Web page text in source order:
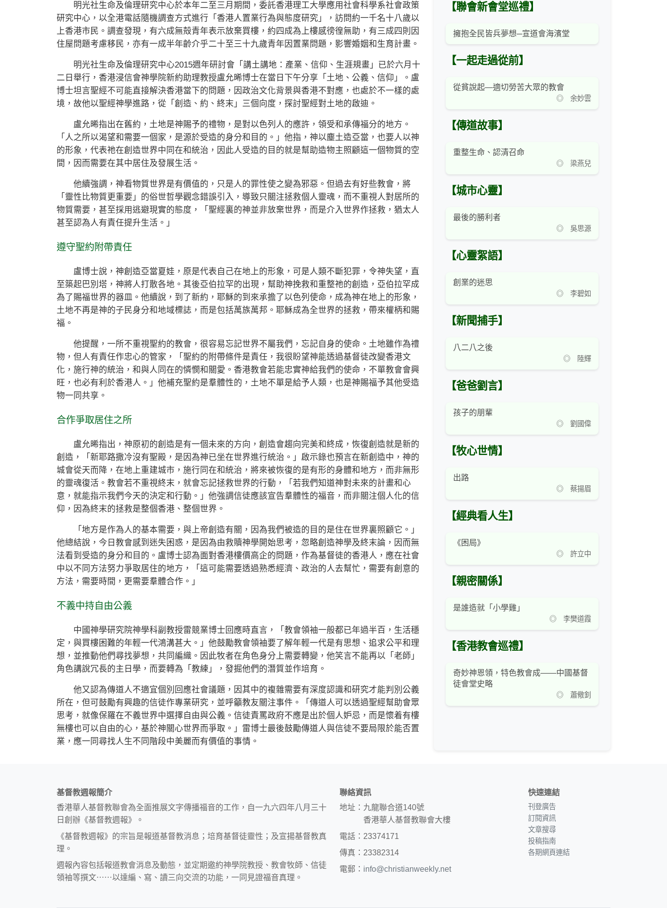
明光社生命及倫理研究中心於本年二至三月期間，委託香港理工大學應用社會科學系社會政策
研究中心，以全港電話隨機調查方式進行「香港人置業行為與態度研究」，訪問約一千名十八歲以
上香港市民。調查發現，有六成無殻青年表示放棄買樓，約四成為上樓感徬徨無助，有三成四則因
住屋問題考慮移民，亦有一成半年齡介乎二十至三十九歲青年因置業問題，影響婚姻和生育計畫。
明光社生命及倫理研究中心2015週年研討會「講土講地：產業、信仰、生涯規畫」已於六月十
二日舉行，香港浸信會神學院新約助理教授盧允晞博士在當日下午分享「土地、公義、信仰」。盧
博士坦言聖經不可能直接解決香港當下的問題，因政治文化背景與香港不對應，也處於不一樣的處
境，故他以聖經神學進路，從「創造、約、終末」三個向度，探討聖經對土地的啟迪。
盧允晞指出在舊約，土地是神賜予的禮物，是對以色列人的應許，領受和承傳福分的地方。
「人之所以渴望和需要一個家，是源於受造的身分和目的。」他指，神以塵土造亞當，也要人以神
的形象，代表祂在創造世界中同在和統治，因此人受造的目的就是幫助造物主照顧這一個物質的空
間，因而需要在其中居住及發展生活。
他續強調，神看物質世界是有價值的，只是人的罪性使之變為邪惡。但過去有好些教會，將
「靈性比物質更重要」的俗世哲學觀念錯誤引入，導致只關注拯救個人靈魂，而不重視人對居所的
物質需要，甚至採用逃避現實的態度，「聖經裏的神並非放棄世界，而是介入世界作拯救，猶太人
甚至認為人有責任提升生活。」
遵守聖約附帶責任
盧博士說，神創造亞當夏娃，原是代表自己在地上的形象，可是人類不斷犯罪，令神失望，直
至築起巴別塔，神將人打散各地。其後亞伯拉罕的出現，幫助神挽救和重整祂的創造，亞伯拉罕成
為了賜福世界的器皿。他續說，到了新約，耶穌的到來承擔了以色列使命，成為神在地上的形象，
土地不再是神的子民身分和地域標誌，而是包括萬族萬邦。耶穌成為全世界的拯救，帶來權柄和賜
福。
他提醒，一所不重視聖約的教會，很容易忘記世界不屬我們，忘記自身的使命。土地雖作為禮
物，但人有責任作忠心的管家，「聖約的附帶條件是責任，我很盼望神能透過基督徒改變香港文
化，施行神的統治，和與人同在的憐憫和關愛。香港教會若能忠實神給我們的使命，不單教會會興
旺，也必有利於香港人。」他補充聖約是羣體性的，土地不單是給予人類，也是神賜福予其他受造
物一同共享。
合作爭取居住之所
盧允晞指出，神原初的創造是有一個未來的方向，創造會趨向完美和終成，恢復創造就是新的
創造，「新耶路撒冷沒有聖殿，是因為神已坐在世界進行統治。」啟示錄也預言在新創造中，神的
城會從天而降，在地上重建城市，施行同在和統治，將來被恢復的是有形的身體和地方，而非無形
的靈魂復活。教會若不重視終末，就會忘記拯救世界的行動，「若我們知道神對未來的計畫和心
意，就能指示我們今天的決定和行動。」他強調信徒應該宣告羣體性的福音，而非關注個人化的信
仰，因為終末的拯救是整個香港、整個世界。
「地方是作為人的基本需要，與上帝創造有關，因為我們被造的目的是住在世界裏照顧它。」
他總結說，今日教會感到迷失困惑，是因為由救贖神學開始思考，忽略創造神學及終末論，因而無
法看到受造的身分和目的。盧博士認為面對香港樓價高企的問題，作為基督徒的香港人，應在社會
中以不同方法努力爭取居住的地方，「這可能需要透過熟悉經濟、政治的人去幫忙，需要有創意的
方法，需要時間，更需要羣體合作。」
不義中持自由公義
中國神學研究院神學科副教授雷競業博士回應時直言，「教會領袖一般都已年過半百，生活穩
定，與買樓困難的年輕一代鴻溝甚大。」他鼓勵教會領袖要了解年輕一代是有思想、追求公平和理
想，並推動他們尋找夢想，共同編織。因此牧者在角色身分上需要轉變，他笑言不能再以「老師」
角色講說冗長的主日學，而要轉為「教練」，發掘他們的潛質並作培育。
他又認為傳道人不適宜個別回應社會議題，因其中的複雜需要有深度認識和研究才能判別公義
所在，但可鼓勵有興趣的信徒作專業研究，並呼籲教友關注事件。「傳道人可以透過聖經幫助會眾
思考，就像保羅在不義世界中選擇自由與公義。信徒責罵政府不應是出於個人妒忌，而是懷着有樓
無樓也可以自由的心，基於神關心世界而爭取。」雷博士最後鼓勵傳道人與信徒不要局限於能否置
業，應一同尋找人生不同階段中美麗而有價值的事情。
【聯會新會堂巡禮】
擁抱全民皆兵夢想─宣道會海濱堂
【一起走過從前】
從貧說起—適切勞苦大眾的教會
◎ 余妙雲
【傳道故事】
重整生命、認清召命
◎ 梁燕兒
【城市心靈】
最後的勝利者
◎ 吳思源
【心靈絮語】
創業的迷思
◎ 李碧如
【新聞捕手】
八二八之後
◎ 陸輝
【爸爸劉言】
孩子的朋輩
◎ 劉國偉
【牧心世情】
出路
◎ 蔡揚眉
【經典看人生】
《困局》
◎ 許立中
【親密關係】
是誰造就「小學雞」
◎ 李樊道霞
【香港教會巡禮】
奇妙神恩領，特色教會成——中國基督
徒會堂史略
◎ 蕭儆釗
基督教週報簡介
香港華人基督教聯會為全面推展文字傳播福音的工作，自一九六四年八月三十
日創辦《基督教週報》。
《基督教週報》的宗旨是報道基督教消息；培育基督徒靈性；及宣揚基督教真
理。
週報內容包括報道教會消息及動態，並定期邀約神學院教授、教會牧師、信徒
領袖等撰文⋯⋯以達編、寫、讀三向交流的功能，一同見證福音真理。
聯絡資訊
地址：九龍聯合道140號
香港華人基督教聯會大樓
電話：23374171
傳真：23382314
電郵： info@christianweekly.net
快速連結
刊登廣告
訂閱資訊
文章搜尋
投稿指南
各期網頁連結